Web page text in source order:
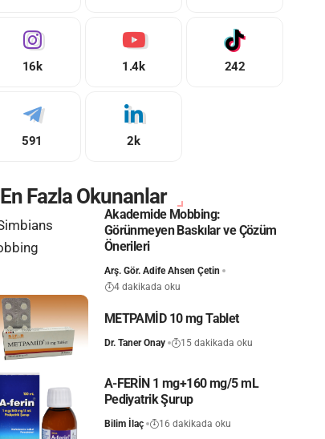
16k 1.4k 242
591 2k
En Fazla Okunanlar
Akademide Mobbing:
Görünmeyen Baskılar ve Çözüm
Önerileri
Arş. Gör. Adife Ahsen Çetin
4 dakikada oku
METPAMİD 10 mg Tablet
Dr. Taner Onay 15 dakikada oku
A-FERİN 1 mg+160 mg/5 mL
Pediyatrik Şurup
Bilim İlaç 16 dakikada oku